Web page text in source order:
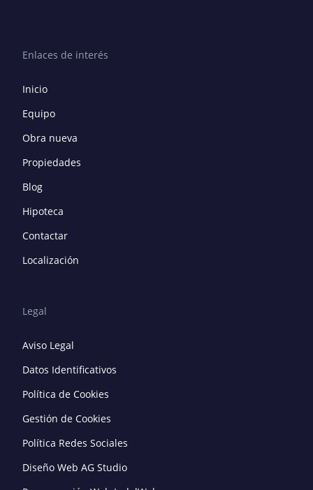
Enlaces de interés
Inicio
Equipo
Obra nueva
Propiedades
Blog
Hipoteca
Contactar
Localización
Legal
Aviso Legal
Datos Identificativos
Política de Cookies
Gestión de Cookies
Política Redes Sociales
Diseño Web AG Studio